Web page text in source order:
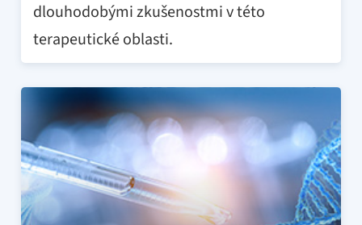
dlouhodobými zkušenostmi v této
terapeutické oblasti.